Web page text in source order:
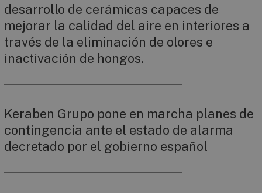
desarrollo de cerámicas capaces de
mejorar la calidad del aire en interiores a
través de la eliminación de olores e
inactivación de hongos.
Keraben Grupo pone en marcha planes de
contingencia ante el estado de alarma
decretado por el gobierno español